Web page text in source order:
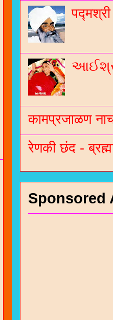
नंबर
कामप्रजाळण
रेणकी छंद -
Sponsored